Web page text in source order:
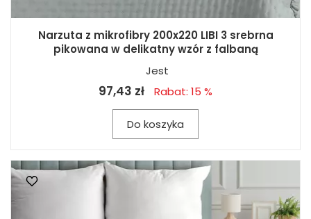
Narzuta z mikrofibry 200x220 LIBI 3 srebrna
pikowana w delikatny wzór z falbaną
Jest
97,43 zł Rabat: 15 %
Do koszyka